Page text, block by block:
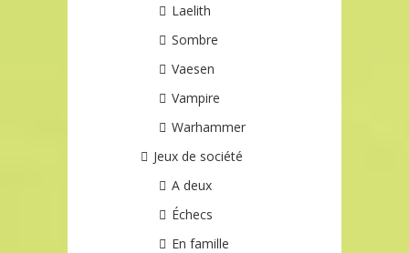
Laelith
Sombre
Vaesen
Vampire
Warhammer
Jeux de société
A deux
Échecs
En famille